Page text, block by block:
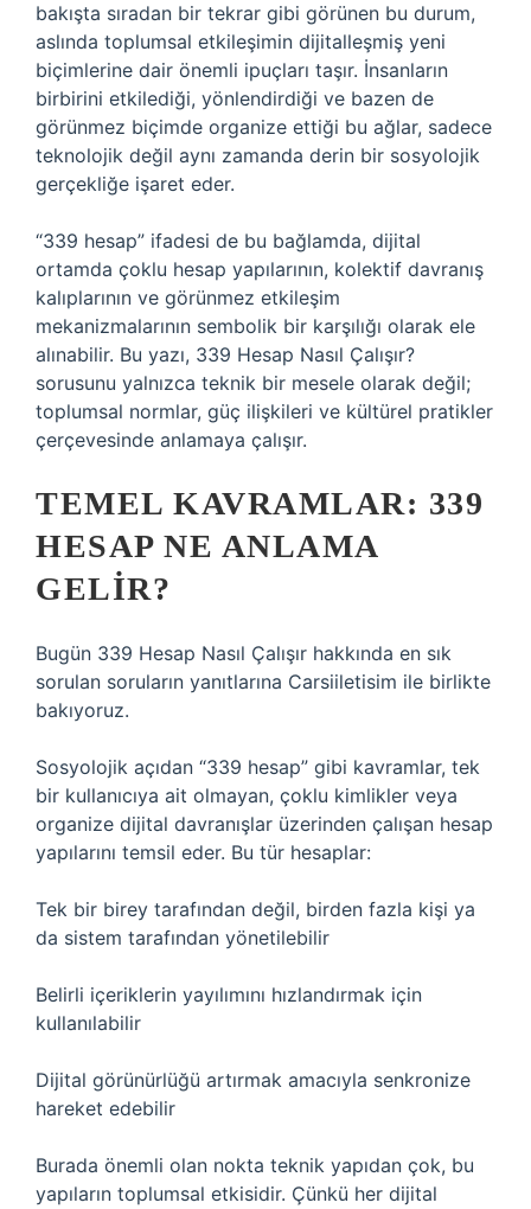
bakışta sıradan bir tekrar gibi görünen bu durum,
aslında toplumsal etkileşimin dijitalleşmiş yeni
biçimlerine dair önemli ipuçları taşır. İnsanların
birbirini etkilediği, yönlendirdiği ve bazen de
görünmez biçimde organize ettiği bu ağlar, sadece
teknolojik değil aynı zamanda derin bir sosyolojik
gerçekliğe işaret eder.
“339 hesap” ifadesi de bu bağlamda, dijital
ortamda çoklu hesap yapılarının, kolektif davranış
kalıplarının ve görünmez etkileşim
mekanizmalarının sembolik bir karşılığı olarak ele
alınabilir. Bu yazı, 339 Hesap Nasıl Çalışır?
sorusunu yalnızca teknik bir mesele olarak değil;
toplumsal normlar, güç ilişkileri ve kültürel pratikler
çerçevesinde anlamaya çalışır.
TEMEL KAVRAMLAR: 339
HESAP NE ANLAMA
GELIR?
Bugün 339 Hesap Nasıl Çalışır hakkında en sık
sorulan soruların yanıtlarına Carsiiletisim ile birlikte
bakıyoruz.
Sosyolojik açıdan “339 hesap” gibi kavramlar, tek
bir kullanıcıya ait olmayan, çoklu kimlikler veya
organize dijital davranışlar üzerinden çalışan hesap
yapılarını temsil eder. Bu tür hesaplar:
Tek bir birey tarafından değil, birden fazla kişi ya
da sistem tarafından yönetilebilir
Belirli içeriklerin yayılımını hızlandırmak için
kullanılabilir
Dijital görünürlüğü artırmak amacıyla senkronize
hareket edebilir
Burada önemli olan nokta teknik yapıdan çok, bu
yapıların toplumsal etkisidir. Çünkü her dijital